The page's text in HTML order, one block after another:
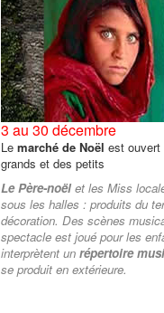
3 au 30 décembre
Le marché de Noël est ouvert
grands et des petits
Le Père-noël et les Miss
sous les halles : produits du
décoration. Des scènes
spectacle est joué pour les
interprètent un répertoire
se produit en extérieure.